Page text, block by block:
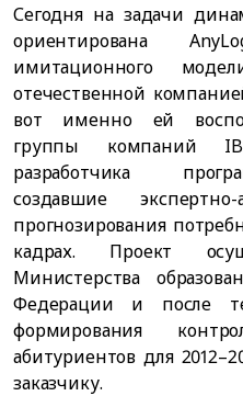
Сегодня на задачи
ориентирована
имитационного
отечественной
вот именно ей
группы компаний
разработчика
создавшие
прогнозирования
кадрах. Проект
Министерства
Федерации и после
формирования
абитуриентов для
заказчику.